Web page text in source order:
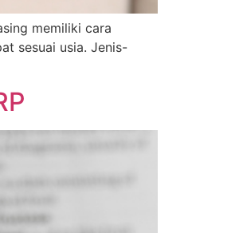
memiliki cara
sesuai usia. Jenis-